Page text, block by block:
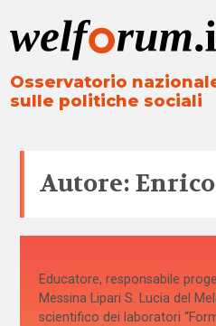
Osservatorio
sulle politiche sociali
Autore:
Educatore, responsabile
Messina Lipari S. Lucia del
scientifico dei laboratori